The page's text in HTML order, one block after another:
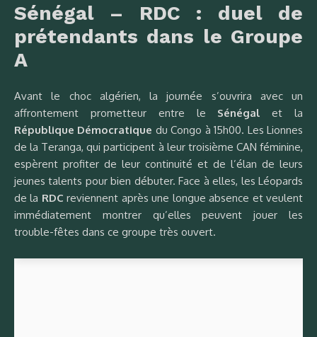
Sénégal – RDC : duel de
prétendants dans le Groupe
A
Avant le choc algérien, la journée s’ouvrira avec un
affrontement prometteur entre le Sénégal et la
République Démocratique du Congo à 15h00. Les Lionnes
de la Teranga, qui participent à leur troisième CAN féminine,
espèrent profiter de leur continuité et de l’élan de leurs
jeunes talents pour bien débuter. Face à elles, les Léopards
de la RDC reviennent après une longue absence et veulent
immédiatement montrer qu’elles peuvent jouer les
trouble-fêtes dans ce groupe très ouvert.